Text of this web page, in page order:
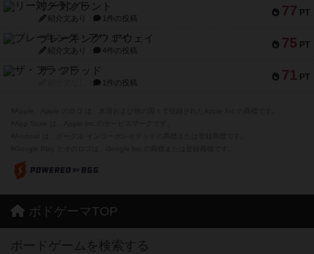
77 PT
リー対グラント
紹介文あり 1件の投稿
75 PT
ブレーキング・アウェイ
紹介文あり 4件の投稿
71 PT
ザ・フラッド
1件の投稿
ボドゲーマTOP
ボードゲームを検索する